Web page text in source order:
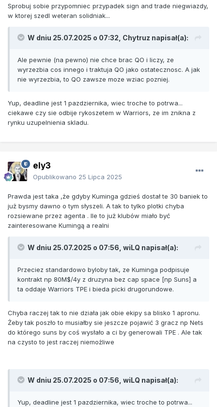
Sprobuj sobie przypomniec przypadek sign and trade niegwiazdy,
w ktorej szedl weteran solidniak...
W dniu 25.07.2025 o 07:32, Chytruz napisał(a):
Ale pewnie (na pewno) nie chce brac QO i liczy, ze
wyrzezbia cos innego i traktuja QO jako ostatecznosc. A jak
nie wyrzezbia, to QO zawsze moze wziac pozniej.
Yup, deadline jest 1 pazdziernika, wiec troche to potrwa...
ciekawe czy sie odbije rykoszetem w Warriors, ze im znikna z
rynku uzupelnienia skladu.
ely3
Opublikowano 25 Lipca 2025
Prawda jest taka ,że gdyby Kuminga gdzieś dostał te 30 baniek to
już bysmy dawno o tym słyszeli. A tak to tylko plotki chyba
rozsiewane przez agenta . Ile to już klubów miało być
zainteresowane Kumingą a realni
W dniu 25.07.2025 o 07:56, wiLQ napisał(a):
Przeciez standardowo byloby tak, ze Kuminga podpisuje
kontrakt np 80M$/4y z druzyna bez cap space [np Suns] a
ta oddaje Warriors TPE i bieda picki drugorundowe.
Chyba raczej tak to nie działa jak obie ekipy sa blisko 1 apronu.
Żeby tak poszło to musiałby sie jeszcze pojawić 3 gracz np Nets
do którego suns by coś wysłało a ci by generowali TPE . Ale tak
na czysto to jest raczej niemożliwe
W dniu 25.07.2025 o 07:56, wiLQ napisał(a):
Yup, deadline jest 1 pazdziernika, wiec troche to potrwa...